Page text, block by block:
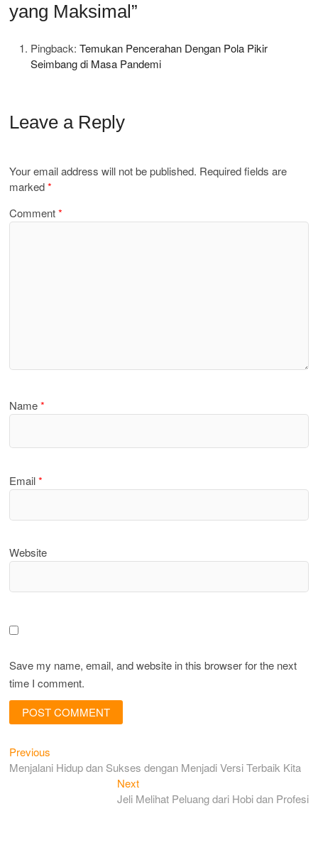
yang Maksimal”
Pingback:Temukan Pencerahan Dengan Pola Pikir
Seimbang di Masa Pandemi
Leave a Reply
Your email address will not be published. Required fields are
marked*
Comment*
Name*
Email*
Website
Save my name, email, and website in this browser for the next
time I comment.
Post
navigation
Previous
post:
Menjalani Hidup dan Sukses dengan Menjadi Versi Terbaik Kita
NextNext
post:
Jeli Melihat Peluang dari Hobi dan Profesi